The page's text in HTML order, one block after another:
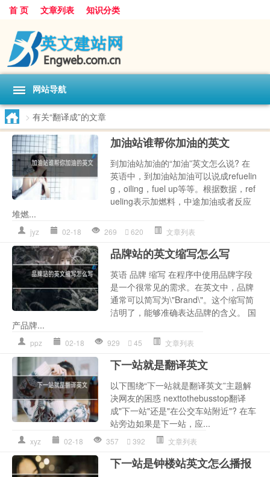
首 页 文章列表 知识分类
网站导航
> 有关“翻译成”的文章
加油站谁帮你加油的英文
到加油站加油的“加油”英文怎么说? 在
英语中，到加油站加油可以说成refuelin
g，oiling，fuel up等等。根据数据，ref
ueling表示加燃料，中途加油或者反应
堆燃...
jyz 02-18 269 620 文章列表
品牌站的英文缩写怎么写
英语 品牌 缩写 在程序中使用品牌字段
是一个很常见的需求。在英文中，品牌
通常可以简写为\"Brand\"。这个缩写简
洁明了，能够准确表达品牌的含义。 国
产品牌...
ppz 02-18 929 45 文章列表
下一站就是翻译英文
以下围绕“下一站就是翻译英文”主题解
决网友的困惑 nexttothebusstop翻译
成"下一站"还是"在公交车站附近"? 在车
站旁边如果是下一站，应...
xyz 02-18 357 392 文章列表
下一站是钟楼站英文怎么播报